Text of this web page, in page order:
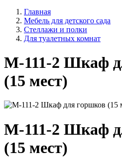
Главная
Мебель для детского сада
Стеллажи и полки
Для туалетных комнат
М-111-2 Шкаф
(15 мест)
М-111-2 Шкаф
(15 мест)